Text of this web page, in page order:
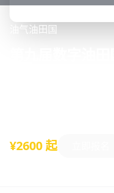
油气油田国
¥2600 起